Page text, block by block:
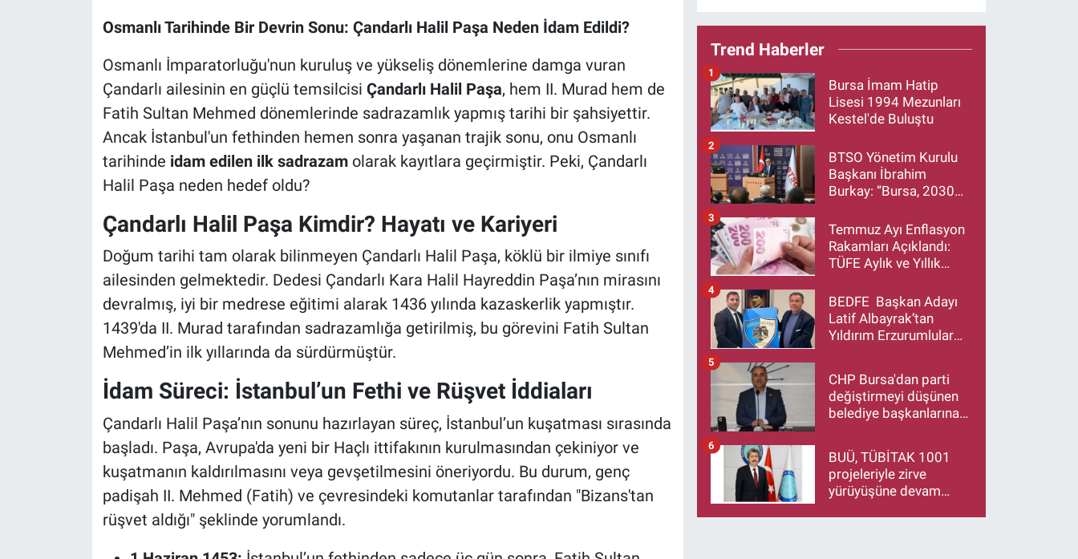
Osmanlı Tarihinde Bir Devrin Sonu: Çandarlı Halil Paşa Neden İdam Edildi?
Osmanlı İmparatorluğu'nun kuruluş ve yükseliş dönemlerine damga vuran
Çandarlı ailesinin en güçlü temsilcisi Çandarlı Halil Paşa, hem II. Murad hem de
Fatih Sultan Mehmed dönemlerinde sadrazamlık yapmış tarihi bir şahsiyettir.
Ancak İstanbul'un fethinden hemen sonra yaşanan trajik sonu, onu Osmanlı
tarihinde idam edilen ilk sadrazamolarak kayıtlara geçirmiştir. Peki, Çandarlı
Halil Paşa neden hedef oldu?
Çandarlı Halil Paşa Kimdir? Hayatı ve Kariyeri
Doğum tarihi tam olarak bilinmeyen Çandarlı Halil Paşa, köklü bir ilmiye sınıfı
ailesinden gelmektedir. Dedesi Çandarlı Kara Halil Hayreddin Paşa’nın mirasını
devralmış, iyi bir medrese eğitimi alarak 1436 yılında kazaskerlik yapmıştır.
1439'da II. Murad tarafından sadrazamlığa getirilmiş, bu görevini Fatih Sultan
Mehmed’in ilk yıllarında da sürdürmüştür.
İdam Süreci: İstanbul’un Fethi ve Rüşvet İddiaları
Çandarlı Halil Paşa’nın sonunu hazırlayan süreç, İstanbul’un kuşatması sırasında
başladı. Paşa, Avrupa'da yeni bir Haçlı ittifakının kurulmasından çekiniyor ve
kuşatmanın kaldırılmasını veya gevşetilmesini öneriyordu. Bu durum, genç
padişah II. Mehmed (Fatih) ve çevresindeki komutanlar tarafından "Bizans'tan
rüşvet aldığı" şeklinde yorumlandı.
Trend Haberler
Bursa İmam Hatip
Lisesi 1994 Mezunları
Kestel'de Buluştu
1
BTSO Yönetim Kurulu
Başkanı İbrahim
Burkay: “Bursa, 2030
Büyütmeye Devam
Edecek”
2
Temmuz Ayı Enflasyon
Rakamları Açıklandı:
TÜFE Aylık ve Yıllık
3
BEDFE Başkan Adayı
Latif Albayrak’tan
Yıldırım Erzurumlular
Ziyareti
4
CHP Bursa'dan parti
değiştirmeyi düşünen
belediye başkanlarına
makamlarınızı da
bırakın
5
BUÜ, TÜBİTAK 1001
projeleriyle zirve
yürüyüşüne devam
6